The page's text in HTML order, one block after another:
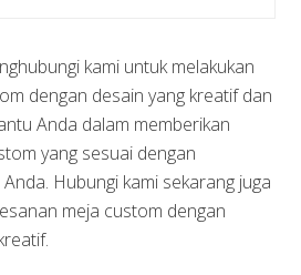
kami untuk melakukan
dengan desain yang kreatif dan
Anda dalam memberikan
yang sesuai dengan
Hubungi kami sekarang juga
meja custom dengan